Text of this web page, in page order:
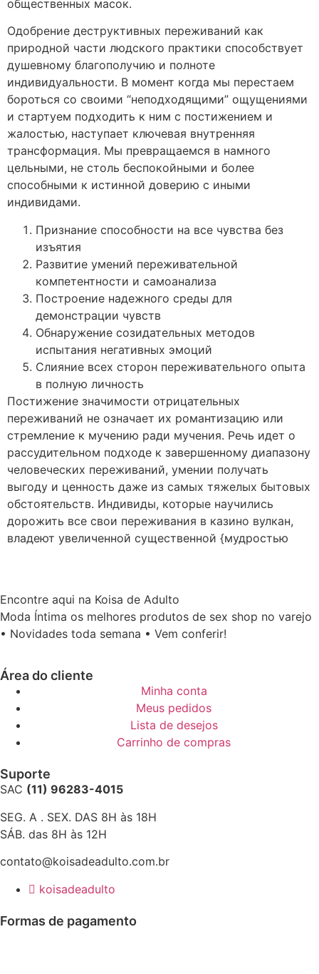
общественных масок.
Одобрение деструктивных переживаний как
природной части людского практики способствует
душевному благополучию и полноте
индивидуальности. В момент когда мы перестаем
бороться со своими “неподходящими” ощущениями
и стартуем подходить к ним с постижением и
жалостью, наступает ключевая внутренняя
трансформация. Мы превращаемся в намного
цельными, не столь беспокойными и более
способными к истинной доверию с иными
индивидами.
Признание способности на все чувства без
изъятия
Развитие умений переживательной
компетентности и самоанализа
Построение надежного среды для
демонстрации чувств
Обнаружение созидательных методов
испытания негативных эмоций
Слияние всех сторон переживательного опыта
в полную личность
Постижение значимости отрицательных
переживаний не означает их романтизацию или
стремление к мучению ради мучения. Речь идет о
рассудительном подходе к завершенному диапазону
человеческих переживаний, умении получать
выгоду и ценность даже из самых тяжелых бытовых
обстоятельств. Индивиды, которые научились
дорожить все свои переживания в казино вулкан,
владеют увеличенной существенной {мудростью
Encontre aqui na Koisa de Adulto
Moda Íntima os melhores produtos de sex shop no varejo
• Novidades toda semana • Vem conferir!
Área do cliente
Minha conta
Meus pedidos
Lista de desejos
Carrinho de compras
Suporte
SAC (11) 96283-4015
SEG. A . SEX. DAS 8H às 18H
SÁB. das 8H às 12H
contato@koisadeadulto.com.br
koisadeadulto
Formas de pagamento